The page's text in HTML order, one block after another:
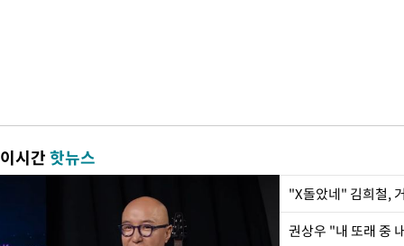
이시간핫뉴스
"X돌았네" 김희철,
권상우 "내 또래 중